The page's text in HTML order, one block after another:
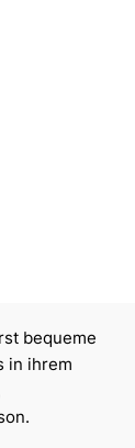
bequeme
in ihrem